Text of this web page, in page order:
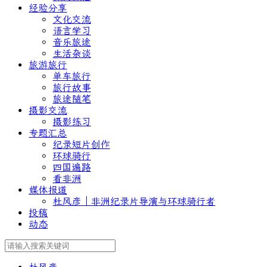
经验分享
文化交流
语言学习
音乐旅途
生活杂谈
旅游旅行
单车旅行
旅行故事
旅途随笔
摄影交流
摄影练习
专题汇总
纪录短片创作
环球骑行
四国遍路
看非洲
媒体报道
杜风彦｜非洲纪录片导演与环球骑行者
投稿
动态